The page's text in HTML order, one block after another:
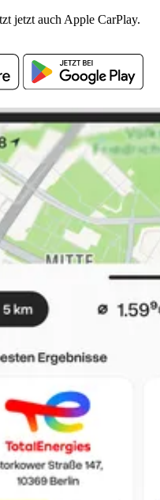
jetzt auch Apple CarPlay.